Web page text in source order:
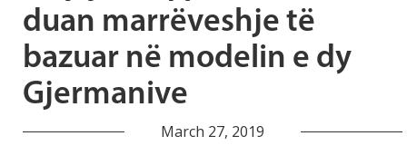
duan marrëveshje të
bazuar në modelin e dy
Gjermanive
March 27, 2019